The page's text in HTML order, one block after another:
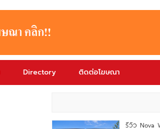
Directory ติดต่อโฆษณา
รีวิว Nova